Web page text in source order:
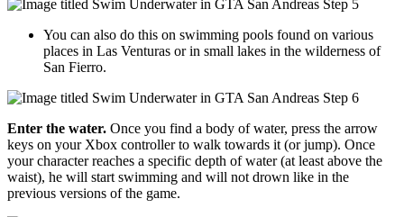
You can also do this on swimming pools found on various
places in Las Venturas or in small lakes in the wilderness of
San Fierro.
Enter the water. Once you find a body of water, press the arrow
keys on your Xbox controller to walk towards it (or jump). Once
your character reaches a specific depth of water (at least above the
waist), he will start swimming and will not drown like in the
previous versions of the game.